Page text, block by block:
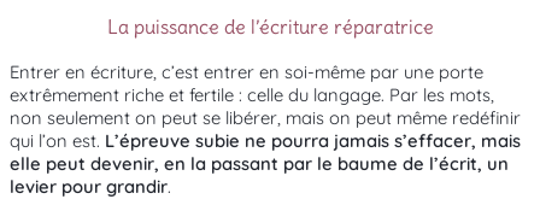
La puissance de l’écriture réparatrice
Entrer en écriture, c’est entrer en soi-même par une porte
extrêmement riche et fertile : celle du langage. Par les mots,
non seulement on peut se libérer, mais on peut même redéfinir
qui l’on est. L’épreuve subie ne pourra jamais s’effacer, mais
elle peut devenir, en la passant par le baume de l’écrit, un
levier pour grandir.